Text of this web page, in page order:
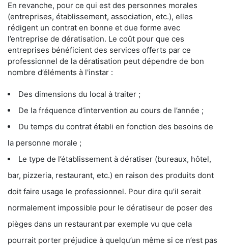
En revanche, pour ce qui est des personnes morales
(entreprises, établissement, association, etc.), elles
rédigent un contrat en bonne et due forme avec
l’entreprise de dératisation. Le coût pour que ces
entreprises bénéficient des services offerts par ce
professionnel de la dératisation peut dépendre de bon
nombre d’éléments à l'instar :
Des dimensions du local à traiter ;
De la fréquence d’intervention au cours de l’année ;
Du temps du contrat établi en fonction des besoins de
la personne morale ;
Le type de l’établissement à dératiser (bureaux, hôtel,
bar, pizzeria, restaurant, etc.) en raison des produits dont
doit faire usage le professionnel. Pour dire qu’il serait
normalement impossible pour le dératiseur de poser des
pièges dans un restaurant par exemple vu que cela
pourrait porter préjudice à quelqu’un même si ce n’est pas